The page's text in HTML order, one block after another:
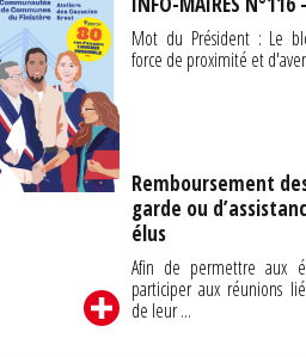
Mot du Président : Le
force de proximité et
Remboursement
garde ou
élus
Afin de permettre aux
participer aux réunions
de leur ...